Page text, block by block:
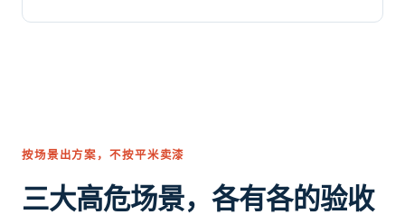
按场景出方案，不按平米卖漆
三大高危场景，各有各的验收